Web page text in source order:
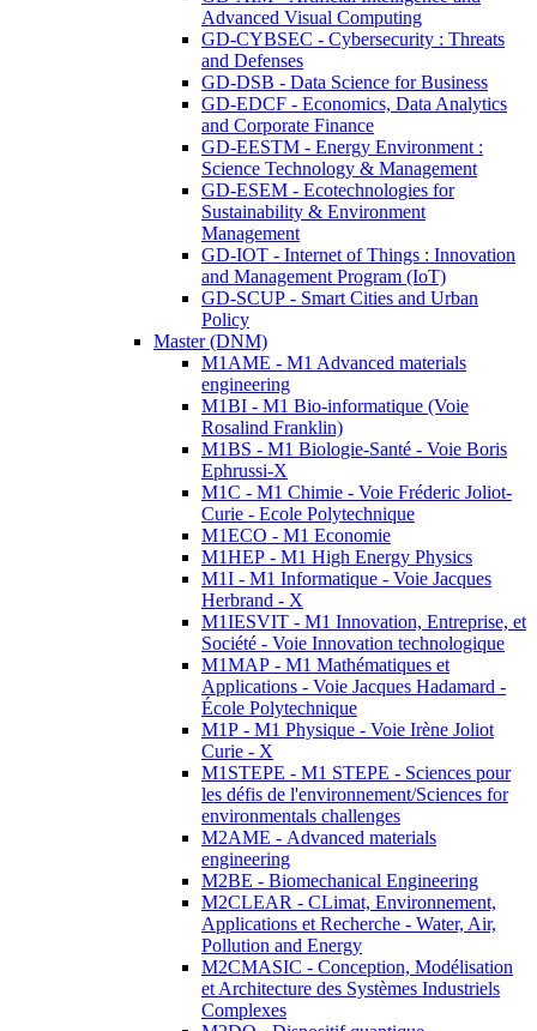
Advanced Visual Computing
GD-CYBSEC - Cybersecurity : Threats
and Defenses
GD-DSB - Data Science for Business
GD-EDCF - Economics, Data Analytics
and Corporate Finance
GD-EESTM - Energy Environment :
Science Technology & Management
GD-ESEM - Ecotechnologies for
Sustainability & Environment
Management
GD-IOT - Internet of Things : Innovation
and Management Program (IoT)
GD-SCUP - Smart Cities and Urban
Policy
Master (DNM)
M1AME - M1 Advanced materials
engineering
M1BI - M1 Bio-informatique (Voie
Rosalind Franklin)
M1BS - M1 Biologie-Santé - Voie Boris
Ephrussi-X
M1C - M1 Chimie - Voie Fréderic Joliot-
Curie - Ecole Polytechnique
M1ECO - M1 Economie
M1HEP - M1 High Energy Physics
M1I - M1 Informatique - Voie Jacques
Herbrand - X
M1IESVIT - M1 Innovation, Entreprise, et
Société - Voie Innovation technologique
M1MAP - M1 Mathématiques et
Applications - Voie Jacques Hadamard -
École Polytechnique
M1P - M1 Physique - Voie Irène Joliot
Curie - X
M1STEPE - M1 STEPE - Sciences pour
les défis de l'environnement/Sciences for
environmentals challenges
M2AME - Advanced materials
engineering
M2BE - Biomechanical Engineering
M2CLEAR - CLimat, Environnement,
Applications et Recherche - Water, Air,
Pollution and Energy
M2CMASIC - Conception, Modélisation
et Architecture des Systèmes Industriels
Complexes